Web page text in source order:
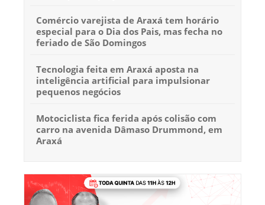
Comércio varejista de Araxá tem horário
especial para o Dia dos Pais, mas fecha no
feriado de São Domingos
Tecnologia feita em Araxá aposta na
inteligência artificial para impulsionar
pequenos negócios
Motociclista fica ferida após colisão com
carro na avenida Dâmaso Drummond, em
Araxá